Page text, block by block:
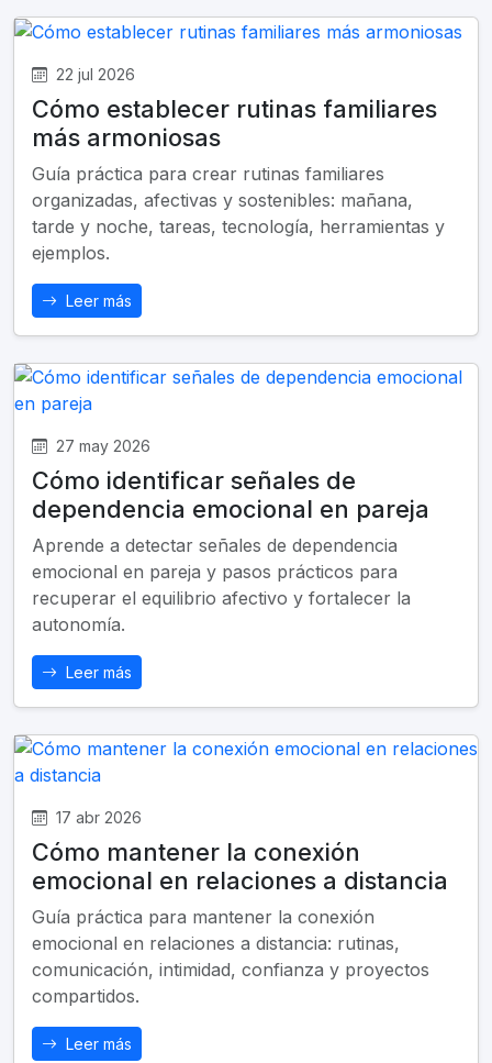
22 jul 2026
Cómo establecer rutinas familiares
más armoniosas
Guía práctica para crear rutinas familiares
organizadas, afectivas y sostenibles: mañana,
tarde y noche, tareas, tecnología, herramientas y
ejemplos.
Leer más
27 may 2026
Cómo identificar señales de
dependencia emocional en pareja
Aprende a detectar señales de dependencia
emocional en pareja y pasos prácticos para
recuperar el equilibrio afectivo y fortalecer la
autonomía.
Leer más
17 abr 2026
Cómo mantener la conexión
emocional en relaciones a distancia
Guía práctica para mantener la conexión
emocional en relaciones a distancia: rutinas,
comunicación, intimidad, confianza y proyectos
compartidos.
Leer más